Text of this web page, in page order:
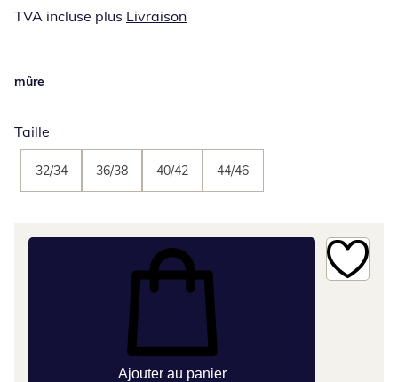
TVA incluse plus Livraison
mûre
Taille
32/34 36/38 40/42 44/46
Ajouter au panier